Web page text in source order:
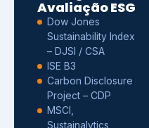
Avaliação ESG
Dow Jones
Sustainability Index
– DJSI / CSA
ISE B3
Carbon Disclosure
Project – CDP
MSCI,
Sustainalytics,